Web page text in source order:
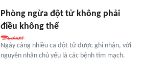
Phòng ngừa đột tử không phải
điều không thể
Ngày càng nhiều ca đột tử được ghi nhận, với
nguyên nhân chủ yếu là các bệnh tim mạch.